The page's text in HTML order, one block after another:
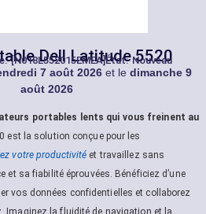
Dell Latitude 5520
[N018L552015EMEA]État: Nouveau
7 août 2026 et ledimanche 9
août 2026
portables lents qui vous freinent au
est la solution conçue pour les
votre productivité et travaillez sans
et sa fiabilité éprouvées. Bénéficiez d’une
vos données confidentielles et collaborez
Imaginez la fluidité de navigation et la